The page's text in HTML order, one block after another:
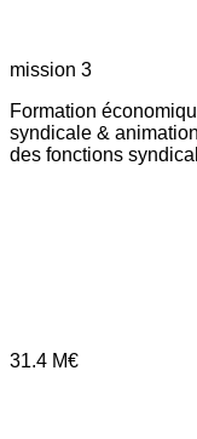
mission 3
Formation
syndicale &
des fonctions
31.4 M€